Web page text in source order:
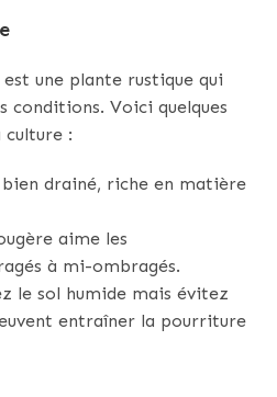
une plante rustique qui
conditions. Voici quelques
culture :
drainé, riche en matière
aime les
à mi-ombragés.
le sol humide mais évitez
entraîner la pourriture